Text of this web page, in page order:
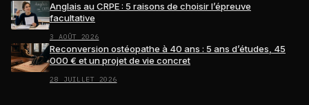
Anglais au CRPE : 5 raisons de choisir l’épreuve
facultative
3 AOÛT 2026
Reconversion ostéopathe à 40 ans : 5 ans d’études, 45
000 € et un projet de vie concret
28 JUILLET 2026